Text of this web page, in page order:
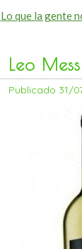
Lo que la gente
Leo
Publicado 31/